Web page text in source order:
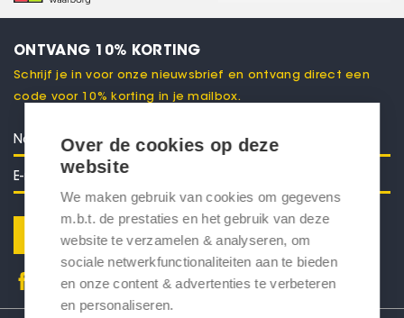
ONTVANG 10% KORTING
Schrijf je in voor onze nieuwsbrief en ontvang direct een
code voor 10% korting in je mailbox.
Verstuur
Over de cookies op deze
website
We maken gebruik van cookies om gegevens
m.b.t. de prestaties en het gebruik van deze
website te verzamelen & analyseren, om
sociale netwerkfunctionaliteiten aan te bieden
en onze content & advertenties te verbeteren
en personaliseren.